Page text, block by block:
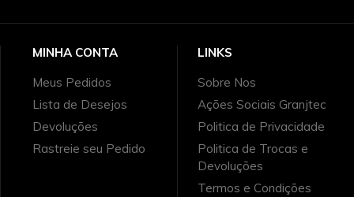
MINHA CONTA
Meus Pedidos
Lista de Desejos
Devoluções
Rastreie seu Pedido
LINKS
Sobre Nos
Ações Sociais Granjtec
Politica de Privacidade
Politica de Trocas e
Devoluções
Termos e Condições